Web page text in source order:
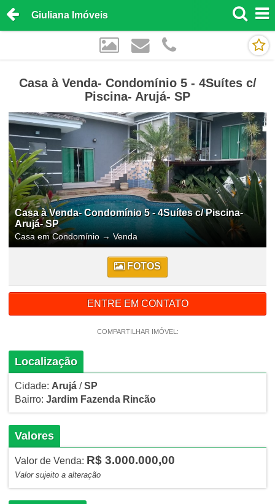
Giuliana Imóveis
Casa à Venda- Condomínio 5 - 4Suítes c/
Piscina- Arujá- SP
Casa à Venda- Condomínio 5 - 4Suítes c/ Piscina-
Arujá- SP
Casa em Condomínio → Venda
FOTOS
ENTRE EM CONTATO
COMPARTILHAR IMÓVEL:
Localização
Cidade: Arujá/SP
Bairro: Jardim Fazenda Rincão
Valores
Valor de Venda: R$ 3.000.000,00
Valor sujeito a alteração